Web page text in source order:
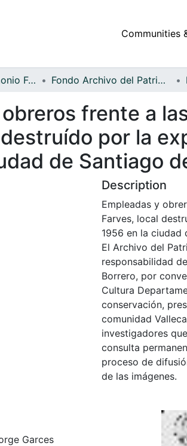
Communities
Archivo del Patrimonio Fotográfico y Fílmico del Valle del Cauca Fondo Archivo del Patrimonio Fotográfico y Fílmico del Valle del Cauca
frente a
por la
de Santiago
Garces
Description
Empleadas y
Farves, local
1956 en la ciudad
El Archivo del
responsabilidad
Borrero, por
Cultura
conservación,
comunidad
investigadores
consulta
proceso de
de las imágenes.